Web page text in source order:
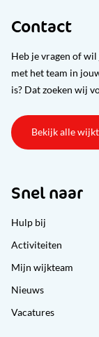
Contact
Heb je vragen of
met het team in
is? Dat zoeken wij
Bekijk alle
Snel naar
Hulp bij
Activiteiten
Mijn wijkteam
Nieuws
Vacatures